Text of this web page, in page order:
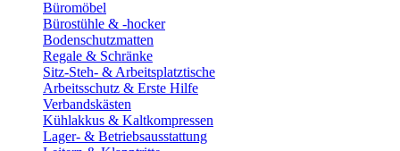
Büromöbel
Bürostühle & -hocker
Bodenschutzmatten
Regale & Schränke
Sitz-Steh- & Arbeitsplatztische
Arbeitsschutz & Erste Hilfe
Verbandskästen
Kühlakkus & Kaltkompressen
Lager- & Betriebsausstattung